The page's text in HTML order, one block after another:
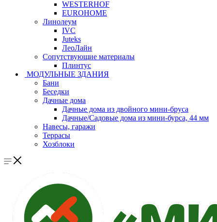
WESTERHOF
EUROHOME
Линолеум
IVC
Juteks
ЛеоЛайн
Сопутствующие материалы
Плинтус
МОДУЛЬНЫЕ ЗДАНИЯ
Бани
Беседки
Дачные дома
Дачные дома из двойного мини-бруса
Дачные/Садовые дома из мини-бурса, 44 мм
Навесы, гаражи
Террасы
Хозблоки